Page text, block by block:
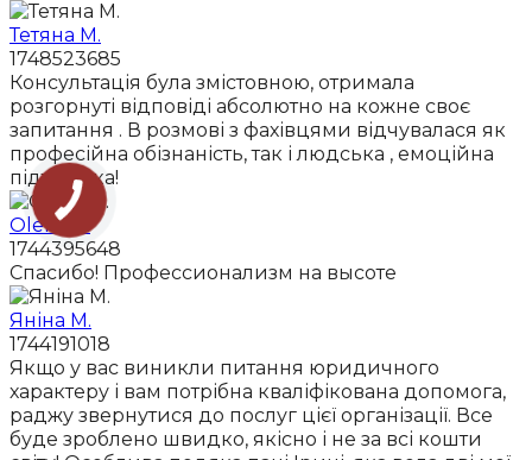
Тетяна М.
1748523685
Консультація була змістовною, отримала
розгорнуті відповіді абсолютно на кожне своє
запитання . В розмові з фахівцями відчувалася як
професійна обізнаність, так і людська , емоційна
підтримка!
Olena A.
1744395648
Спасибо! Профессионализм на высоте
Яніна М.
1744191018
Якщо у вас виникли питання юридичного
характеру і вам потрібна кваліфікована допомога,
раджу звернутися до послуг цієї організації. Все
буде зроблено швидко, якісно і не за всі кошти